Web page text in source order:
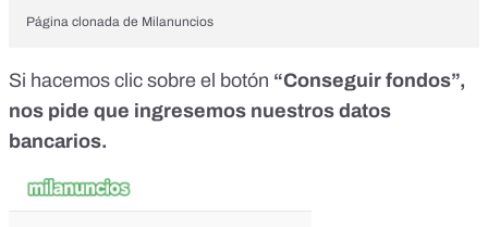
Página clonada de Milanuncios
Si hacemos clic sobre el botón “Conseguir fondos”,
nos pide que ingresemos nuestros datos
bancarios.